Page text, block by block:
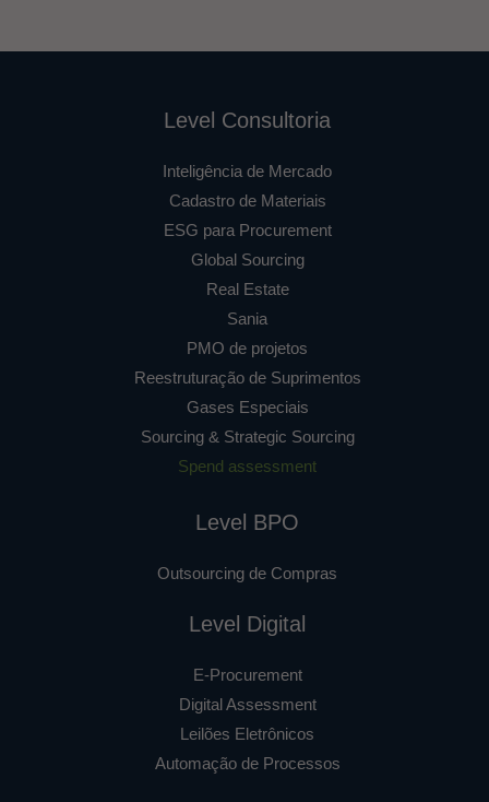
Level Consultoria
Inteligência de Mercado
Cadastro de Materiais
ESG para Procurement
Global Sourcing
Real Estate
Sania
PMO de projetos
Reestruturação de Suprimentos
Gases Especiais
Sourcing & Strategic Sourcing
Spend assessment
Level BPO
Outsourcing de Compras
Level Digital
E-Procurement
Digital Assessment
Leilões Eletrônicos
Automação de Processos